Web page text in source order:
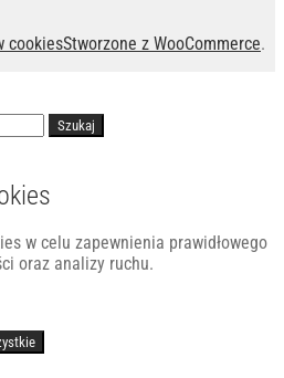
cookiesStworzone z WooCommerce.
Szukaj
w celu zapewnienia prawidłowego
oraz analizy ruchu.